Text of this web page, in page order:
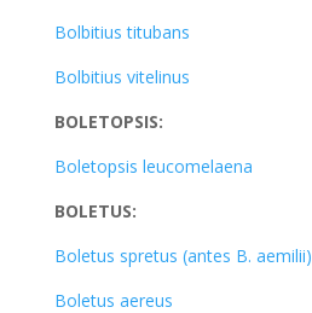
Bolbitius titubans
Bolbitius vitelinus
BOLETOPSIS:
Boletopsis leucomelaena
BOLETUS:
Boletus spretus (antes B. aemilii)
Boletus aereus